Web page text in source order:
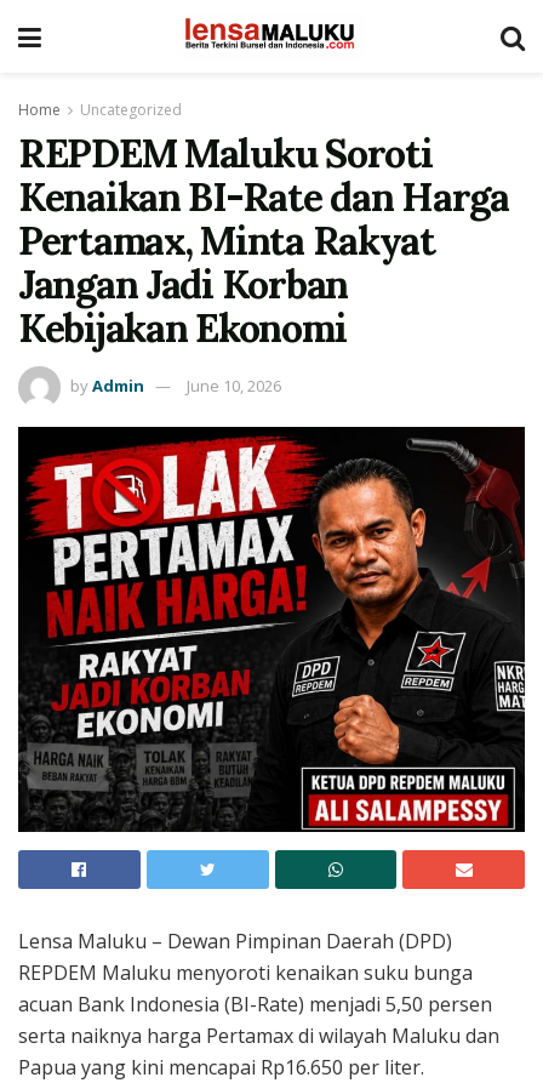
Home Uncategorized
REPDEM Maluku Soroti
Kenaikan BI-Rate dan Harga
Pertamax, Minta Rakyat
Jangan Jadi Korban
Kebijakan Ekonomi
byAdmin June 10, 2026
Lensa Maluku – Dewan Pimpinan Daerah (DPD)
REPDEM Maluku menyoroti kenaikan suku bunga
acuan Bank Indonesia (BI-Rate) menjadi 5,50 persen
serta naiknya harga Pertamax di wilayah Maluku dan
Papua yang kini mencapai Rp16.650 per liter.